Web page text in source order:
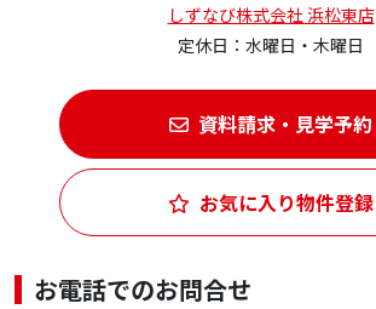
しずなび株式会社 浜松東店
定休日：水曜日・木曜日
資料請求・見学予約
お気に入り物件登録
お電話でのお問合せ